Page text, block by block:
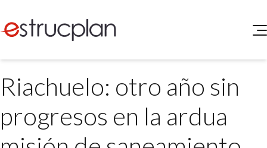
SERVICIOS
Medio Ambiente
INGRESAR
Portal de Clientes
Riachuelo: otro año sin
progresos en la ardua